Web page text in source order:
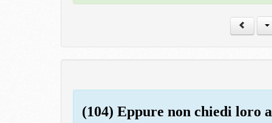
(104) Eppure non chiedi loro